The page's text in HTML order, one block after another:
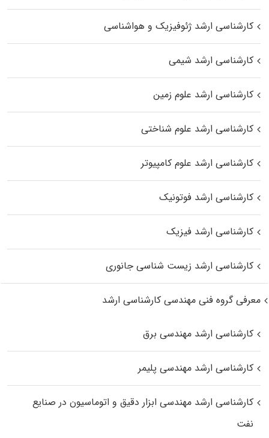
کارشناسی ارشد ژئوفیزیک و هواشناسی
کارشناسی ارشد شیمی
کارشناسی ارشد علوم زمین
کارشناسی ارشد علوم شناختی
کارشناسی ارشد علوم کامپیوتر
کارشناسی ارشد فوتونیک
کارشناسی ارشد فیزیک
کارشناسی ارشد زیست‌ شناسی جانوری
معرفی گروه فنی مهندسی کارشناسی ارشد
کارشناسی ارشد مهندسی برق
کارشناسی ارشد مهندسی پلیمر
کارشناسی ارشد مهندسی ابزار دقیق و اتوماسیون در صنایع
نفت